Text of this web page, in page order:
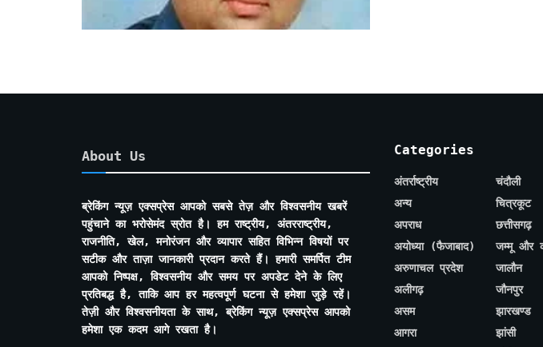
About Us
ब्रेकिंग न्यूज़ एक्सप्रेस आपको सबसे तेज़ और विश्वसनीय खबरें
पहुंचाने का भरोसेमंद स्रोत है। हम राष्ट्रीय, अंतरराष्ट्रीय,
राजनीति, खेल, मनोरंजन और व्यापार सहित विभिन्न विषयों पर
सटीक और ताज़ा जानकारी प्रदान करते हैं। हमारी समर्पित टीम
आपको निष्पक्ष, विश्वसनीय और समय पर अपडेट देने के लिए
प्रतिबद्ध है, ताकि आप हर महत्वपूर्ण घटना से हमेशा जुड़े रहें।
तेज़ी और विश्वसनीयता के साथ, ब्रेकिंग न्यूज़ एक्सप्रेस आपको
हमेशा एक कदम आगे रखता है।
Categories
अंतर्राष्ट्रीय
अन्य
अपराध
अयोध्या (फैजाबाद)
अरुणाचल प्रदेश
अलीगढ़
असम
आगरा
चंदौली
चित्रकूट
छत्तीसगढ़
जम्मू और
जालौन
जौनपुर
झारखण्ड
झांसी